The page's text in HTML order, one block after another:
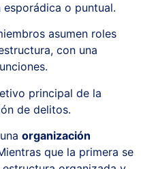
o puntual.
asumen roles
con una
principal de la
de delitos.
organización
que la primera se